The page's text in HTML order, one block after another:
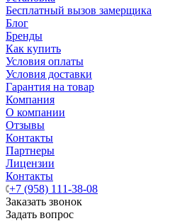
Бесплатный вызов замерщика
Блог
Бренды
Как купить
Условия оплаты
Условия доставки
Гарантия на товар
Компания
О компании
Отзывы
Контакты
Партнеры
Лицензии
Контакты
+7 (958) 111-38-08
Заказать звонок
Задать вопрос